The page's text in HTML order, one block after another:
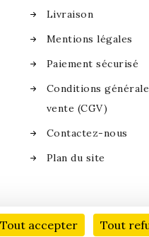
Livraison
Mentions légales
Paiement sécurisé
Conditions
vente (CGV)
Contactez-nous
Plan du site
Tout accepter Tout